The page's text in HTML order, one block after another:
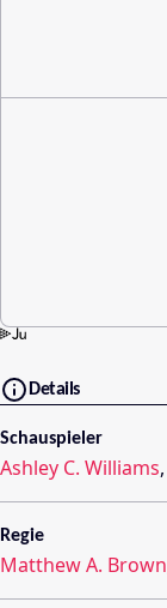
Details
Schauspieler
Ashley C. Williams,
Regie
Matthew A. Brown